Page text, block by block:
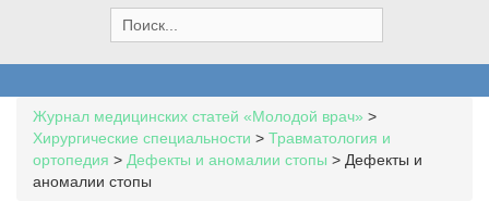
e
a
h
f
o
r
Журнал медицинских статей «Молодой врач» >
Хирургические специальности > Травматология и
ортопедия > Дефекты и аномалии стопы > Дефекты и
аномалии стопы